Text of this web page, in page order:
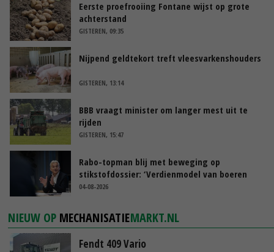
Eerste proefrooiing Fontane wijst op grote
achterstand
GISTEREN, 09:35
Nijpend geldtekort treft vleesvarkenshouders
GISTEREN, 13:14
BBB vraagt minister om langer mest uit te
rijden
GISTEREN, 15:47
Rabo-topman blij met beweging op
stikstofdossier: ‘Verdienmodel van boeren
blijft cruciaal’
04-08-2026
NIEUW OP MECHANISATIEMARKT.NL
Fendt 409 Vario